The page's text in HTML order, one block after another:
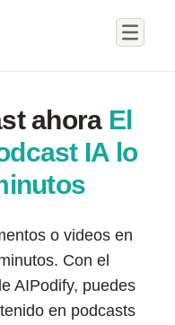
ahora El
IA lo
o videos en
Con el
AIPodify, puedes
en podcasts